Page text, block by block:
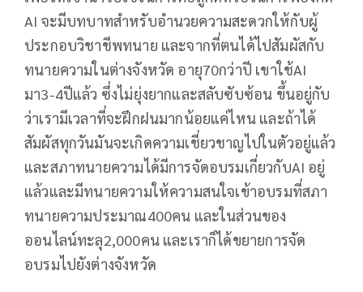
AI จะมีบทบาทสำหรับอำนวยความสะดวกให้กับผู้
ประกอบวิชาชีพทนาย และจากที่ตนได้ไปสัมผัสกับ
ทนายความในต่างจังหวัด อายุ70กว่าปี เขาใช้AI
มา3-4ปีแล้ว ซึ่งไม่ยุ่งยากและสลับซับซ้อน ขึ้นอยู่กับ
ว่าเรามีเวลาที่จะฝึกฝนมากน้อยแค่ไหน และถ้าได้
สัมผัสทุกวันมันจะเกิดความเชี่ยวชาญไปในตัวอยู่แล้ว
และสภาทนายความได้มีการจัดอบรมเกี่ยวกับAI อยู่
แล้วและมีทนายความให้ความสนใจเข้าอบรมที่สภา
ทนายความประมาณ400คน และในส่วนของ
ออนไลน์ทะลุ2,000คน และเราก็ได้ขยายการจัด
อบรมไปยังต่างจังหวัด